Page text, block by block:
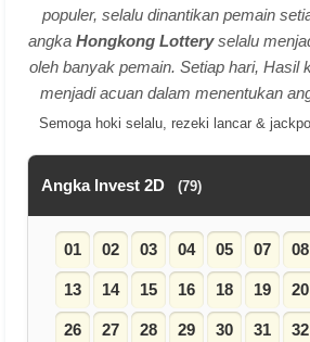
populer, selalu dinantikan pemain
angka Hongkong Lotteryselalu
oleh banyak pemain. Setiap hari, Hasil
menjadi acuan dalam menentukan
Semoga hoki selalu, rezeki lancar &
Angka Invest 2D (79)
01 02 03 04 05 07 08
13 14 15 16 18 19 20
26 27 28 29 30 31 32